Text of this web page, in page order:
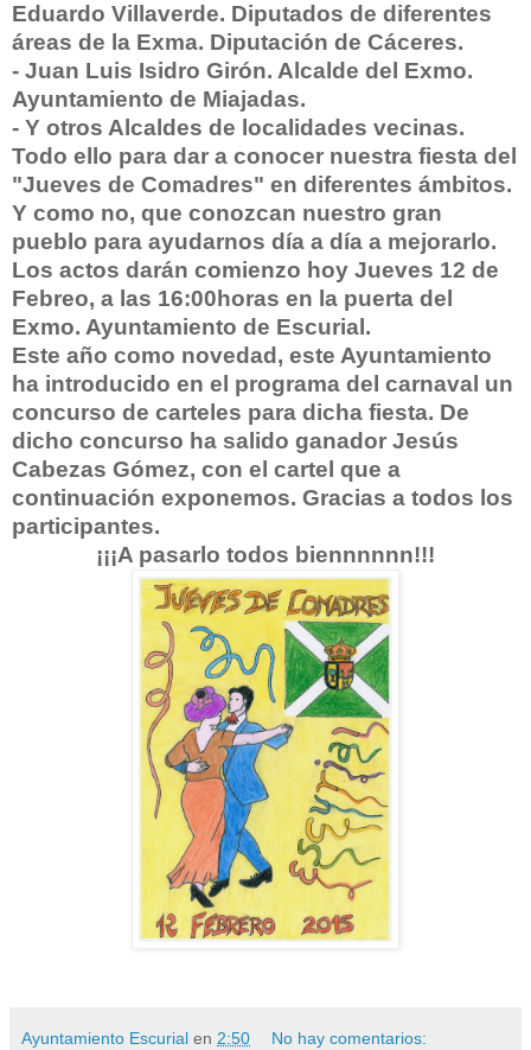
Eduardo Villaverde. Diputados de diferentes
áreas de la Exma. Diputación de Cáceres.
- Juan Luis Isidro Girón. Alcalde del Exmo.
Ayuntamiento de Miajadas.
- Y otros Alcaldes de localidades vecinas.
Todo ello para dar a conocer nuestra fiesta del
"Jueves de Comadres" en diferentes ámbitos.
Y como no, que conozcan nuestro gran
pueblo para ayudarnos día a día a mejorarlo.
Los actos darán comienzo hoy Jueves 12 de
Febreo, a las 16:00horas en la puerta del
Exmo. Ayuntamiento de Escurial.
Este año como novedad, este Ayuntamiento
ha introducido en el programa del carnaval un
concurso de carteles para dicha fiesta. De
dicho concurso ha salido ganador Jesús
Cabezas Gómez, con el cartel que a
continuación exponemos. Gracias a todos los
participantes.
¡¡¡A pasarlo todos biennnnnn!!!
Ayuntamiento Escurial en 2:50 No hay comentarios: